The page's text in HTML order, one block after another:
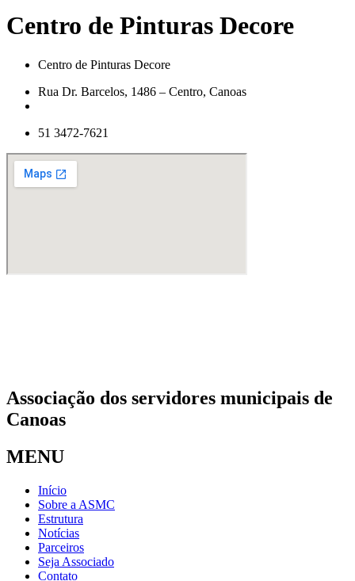
Centro de Pinturas Decore
Centro de Pinturas Decore
Rua Dr. Barcelos, 1486 – Centro, Canoas
51 3472-7621
Associação dos servidores municipais de
Canoas
MENU
Início
Sobre a ASMC
Estrutura
Notícias
Parceiros
Seja Associado
Contato